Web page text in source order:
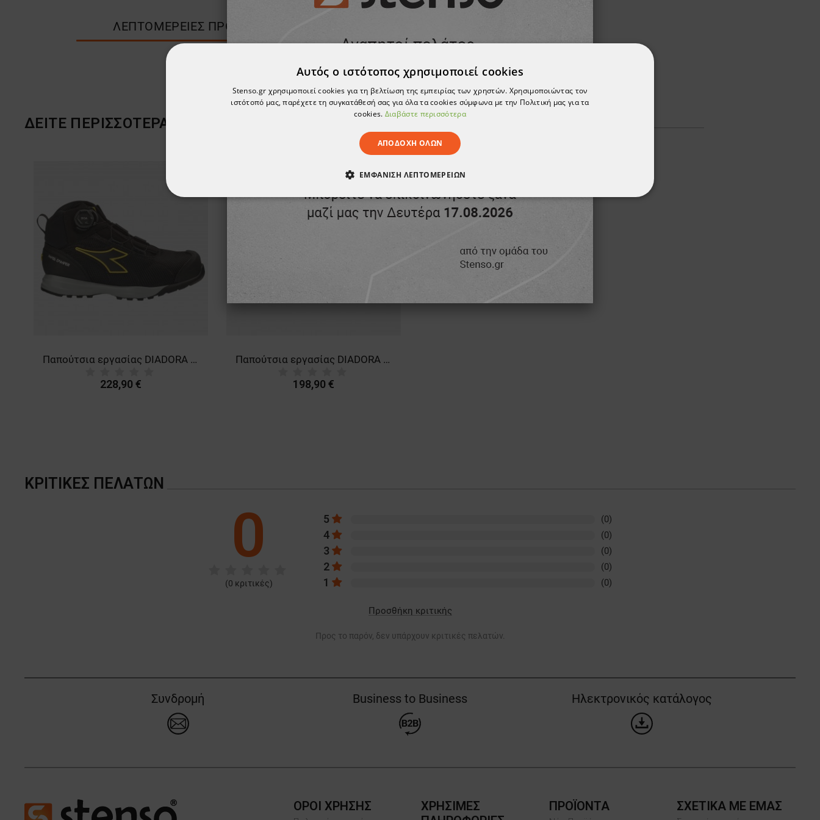
ΛΕΠΤΟΜΈΡΕΙΕΣ ΠΡΟΪΌΝΤΟΣ
ΔΕΊΤΕ ΠΕΡΙΣΣΌΤΕΡΑ
Παπούτσια εργασίας DIADORA GLOVE MDS BOA MID S3S FO HRO SR SC ESD BLACK
228,90 €
Παπούτσια εργασίας DIADORA GLOVE A.BOX PRO S3S FO SR HRO ESD BLACK
198,90 €
ΚΡΙΤΙΚΈΣ ΠΕΛΑΤΏΝ
0
(0 κριτικές)
5 (0)
4 (0)
3 (0)
2 (0)
1 (0)
Προσθήκη κριτικής
Προς το παρόν, δεν υπάρχουν κριτικές πελατών.
Συνδρομή Business to Business Ηλεκτρονικός κατάλογος
ΟΡΟΙ ΧΡΗΣΗΣ
ΧΡΗΣΙΜΕΣ
ΠΡΟΪΌΝΤΑ ΣΧΕΤΙΚΑ ΜΕ ΕΜΑΣ
Αυτός ο ιστότοπος χρησιμοποιεί cookies
Stenso.gr χρησιμοποιεί cookies για τη βελτίωση της εμπειρίας των χρηστών. Χρησιμοποιώντας τον
ιστότοπό μας, παρέχετε τη συγκατάθεσή σας για όλα τα cookies σύμφωνα με την Πολιτική μας για τα
cookies. Διαβάστε περισσότερα
ΑΠΟΔΟΧΉ ΌΛΩΝ
ΕΜΦΆΝΙΣΗ ΛΕΠΤΟΜΕΡΕΙΏΝ
ΑΠΟΛΎΤΩΣ ΑΠΑΡΑΊΤΗΤΑ ΑΠΌΔΟΣΗΣ ΣΤΌΧΕΥΣΗΣ ΛΕΙΤΟΥΡΓΙΚΌΤΗΤΑΣ